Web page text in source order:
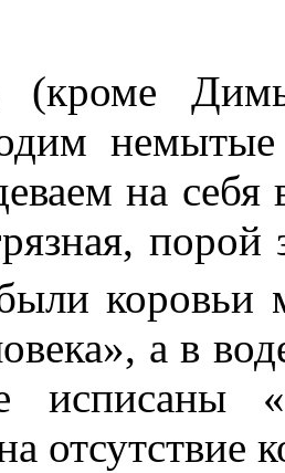
на
порой
а в
исписаны
отсутствие